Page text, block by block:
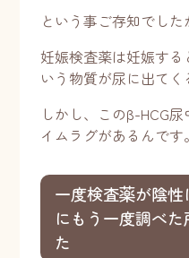
という事ご存知でした
妊娠検査薬は妊娠する
いう物質が尿に出てく
しかし、このβ-HCG
イムラグがあるんです
一度検査薬が陰
にもう一度調べ
た